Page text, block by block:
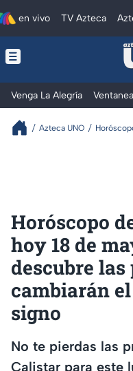
en vivo TV Azteca
Venga La Alegría
Azteca UNO
Horóscopo
hoy 18 de
descubre
cambiarán
signo
No te pierdas las
Calistar para este